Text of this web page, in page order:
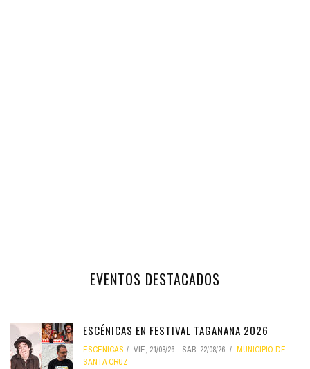
EVENTOS DESTACADOS
ESCÉNICAS EN FESTIVAL TAGANANA 2026
ESCÉNICAS VIE, 21/08/26 - SÁB, 22/08/26
MUNICIPIO DE
SANTA CRUZ